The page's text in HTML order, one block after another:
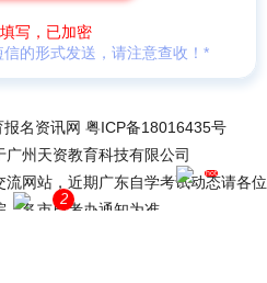
写，已加密
的形式发送，请注意查收！*
名资讯网 粤ICP备18016435号
州天资教育科技有限公司
网站，近期广东自学考试动态请各位
各市自考办通知为准。
2 网上报名
hot